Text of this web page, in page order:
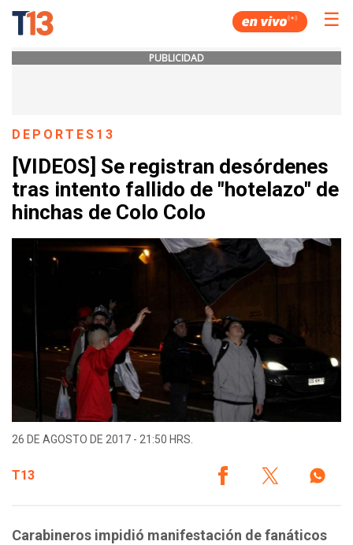
☰
PUBLICIDAD
DEPORTES13
[VIDEOS] Se registran desórdenes
tras intento fallido de "hotelazo" de
hinchas de Colo Colo
26 DE AGOSTO DE 2017 - 21:50 HRS.
T13
Carabineros impidió manifestación de fanáticos